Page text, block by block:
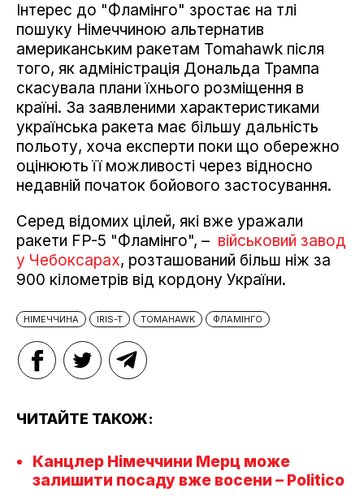
Інтерес до "Фламінго" зростає на тлі
пошуку Німеччиною альтернатив
американським ракетам Tomahawk після
того, як адміністрація Дональда Трампа
скасувала плани їхнього розміщення в
країні. За заявленими характеристиками
українська ракета має більшу дальність
польоту, хоча експерти поки що обережно
оцінюють її можливості через відносно
недавній початок бойового застосування.
Серед відомих цілей, які вже уражали
ракети FP-5 "Фламінго", – військовий завод
у Чебоксарах, розташований більш ніж за
900 кілометрів від кордону України.
НІМЕЧЧИНА IRIS-T TOMAHAWK ФЛАМІНГО
ЧИТАЙТЕ ТАКОЖ:
Канцлер Німеччини Мерц може
залишити посаду вже восени – Politico